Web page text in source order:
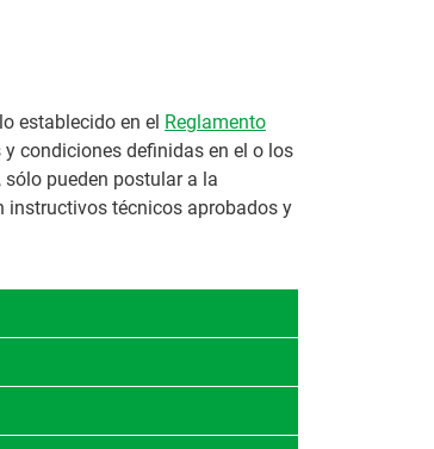
establecido en el Reglamento
condiciones definidas en el o los
pueden postular a la
instructivos técnicos aprobados y